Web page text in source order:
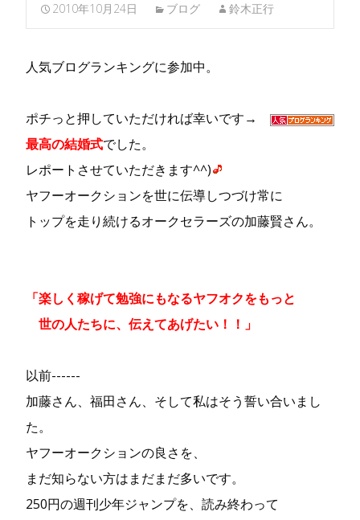
2010年10月24日 ブログ 鈴木正行
人気ブログランキングに参加中。
ポチっと押していただければ幸いです→
最高の結婚式でした。
レポートさせていただきます^^)
ヤフーオークションを世に伝導しつづけ常に
トップを走り続けるオークセラーズの加藤賢さん。
「楽しく稼げて勉強にもなるヤフオクをもっと
世の人たちに、伝えてあげたい！！」
以前------
加藤さん、福田さん、そして私はそう誓い合いまし
た。
ヤフーオークションの良さを、
まだ知らない方はまだまだ多いです。
250円の週刊少年ジャンプを、読み終わって